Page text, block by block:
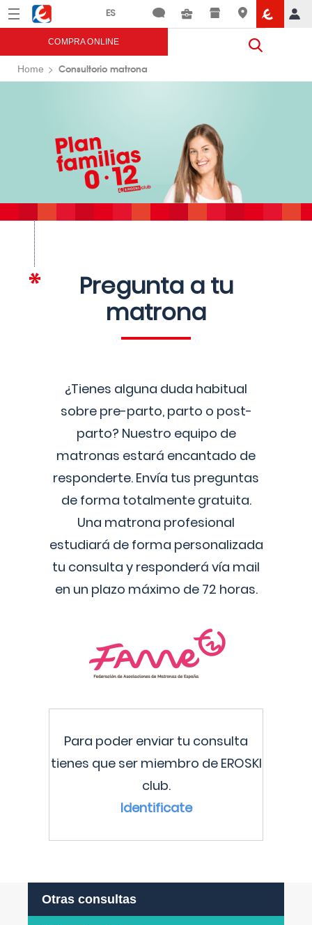
Menú Eroski
COMPRA ONLINE
Home Consultorio matrona
Pregunta a tu
matrona
¿Tienes alguna duda habitual
sobre pre-parto, parto o post-
parto? Nuestro equipo de
matronas estará encantado de
responderte. Envía tus preguntas
de forma totalmente gratuita.
Una matrona profesional
estudiará de forma personalizada
tu consulta y responderá vía mail
en un plazo máximo de 72 horas.
Para poder enviar tu consulta
tienes que ser miembro de EROSKI
club.
Identificate
Otras consultas